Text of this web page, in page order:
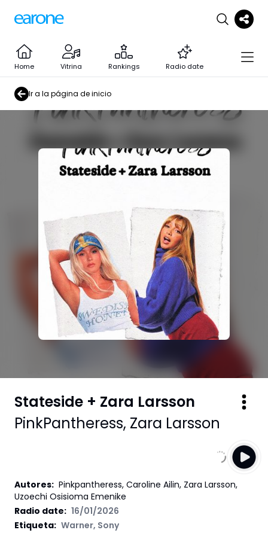
Home Vitrina Rankings Radio date
Ir a la página de inicio
Stateside + Zara Larsson
PinkPantheress, Zara Larsson
Autores: Pinkpantheress, Caroline Ailin, Zara Larsson,
Uzoechi Osisioma Emenike
Radio date: 16/01/2026
Etiqueta: Warner, Sony